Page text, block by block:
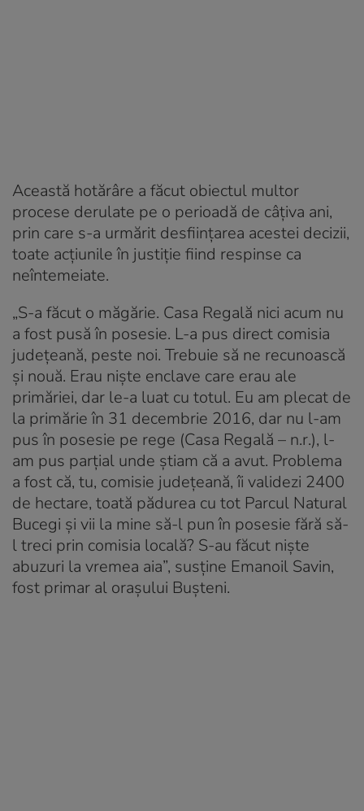
Această hotărâre a făcut obiectul multor
procese derulate pe o perioadă de câţiva ani,
prin care s-a urmărit desființarea acestei decizii,
toate acțiunile în justiție fiind respinse ca
neîntemeiate.
„S-a făcut o măgărie. Casa Regală nici acum nu
a fost pusă în posesie. L-a pus direct comisia
județeană, peste noi. Trebuie să ne recunoască
și nouă. Erau niște enclave care erau ale
primăriei, dar le-a luat cu totul. Eu am plecat de
la primărie în 31 decembrie 2016, dar nu l-am
pus în posesie pe rege (Casa Regală – n.r.), l-
am pus parțial unde știam că a avut. Problema
a fost că, tu, comisie județeană, îi validezi 2400
de hectare, toată pădurea cu tot Parcul Natural
Bucegi și vii la mine să-l pun în posesie fără să-
l treci prin comisia locală? S-au făcut niște
abuzuri la vremea aia”, susține Emanoil Savin,
fost primar al orașului Bușteni.